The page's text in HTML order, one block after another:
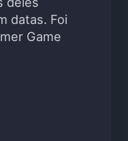
datas. Foi
Game